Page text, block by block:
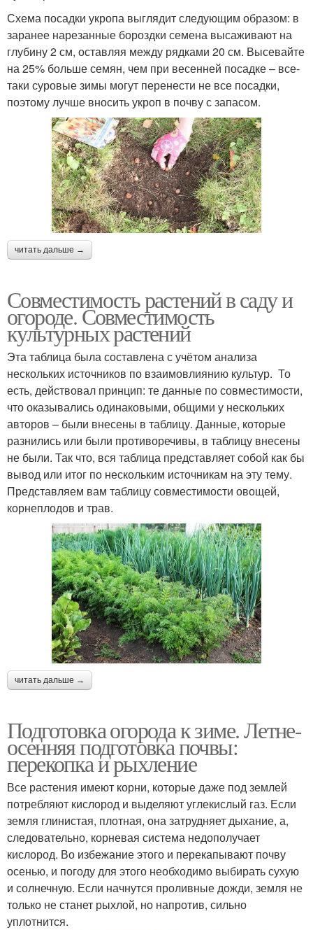
Схема посадки укропа выглядит следующим образом: в
заранее нарезанные бороздки семена высаживают на
глубину 2 см, оставляя между рядками 20 см. Высевайте
на 25% больше семян, чем при весенней посадке – все-
таки суровые зимы могут перенести не все посадки,
поэтому лучше вносить укроп в почву с запасом.
читать дальше →
Совместимость растений в саду и
огороде. Совместимость
культурных растений
Эта таблица была составлена с учётом анализа
нескольких источников по взаимовлиянию культур. То
есть, действовал принцип: те данные по совместимости,
что оказывались одинаковыми, общими у нескольких
авторов – были внесены в таблицу. Данные, которые
разнились или были противоречивы, в таблицу внесены
не были. Так что, вся таблица представляет собой как бы
вывод или итог по нескольким источникам на эту тему.
Представляем вам таблицу совместимости овощей,
корнеплодов и трав.
читать дальше →
Подготовка огорода к зиме. Летне-
осенняя подготовка почвы:
перекопка и рыхление
Все растения имеют корни, которые даже под землей
потребляют кислород и выделяют углекислый газ. Если
земля глинистая, плотная, она затрудняет дыхание, а,
следовательно, корневая система недополучает
кислород. Во избежание этого и перекапывают почву
осенью, и погоду для этого необходимо выбирать сухую
и солнечную. Если начнутся проливные дожди, земля не
только не станет рыхлой, но напротив, сильно
уплотнится.